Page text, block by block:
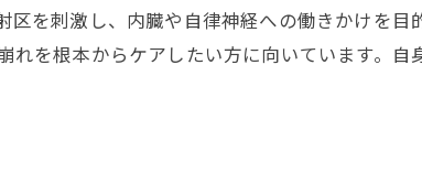
の張り改善に役立つ足つぼの探し方
げるための足つぼ刺激ポイント解説
を刺激し、内臓や自律神経への働きかけを目
を根本からケアしたい方に向いています。